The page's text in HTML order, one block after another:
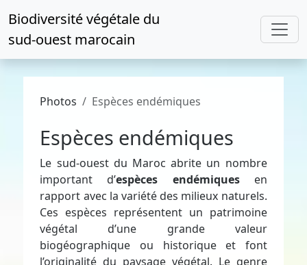
Biodiversité végétale du
sud-ouest marocain
Photos Espèces endémiques
Espèces endémiques
Le sud-ouest du Maroc abrite un nombre
important d’espèces endémiquesen
rapport avec la variété des milieux naturels.
Ces espèces représentent un patrimoine
végétal d’une grande valeur
biogéographique ou historique et font
l’originalité du paysage végétal. Le genre